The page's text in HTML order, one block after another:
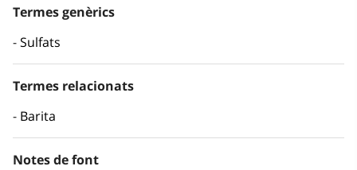
Termes genèrics
Sulfats
Termes relacionats
Barita
Notes de font